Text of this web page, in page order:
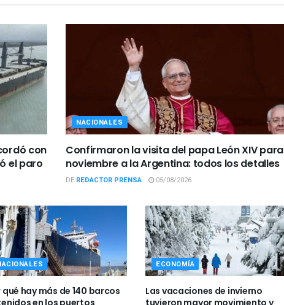
con
el paro
NACIONALES
Confirmaron la visita del papa León XIV para
noviembre a la Argentina: todos los detalles
DE REDACTOR PRENSA 05/08/2026
qué hay más de 140 barcos
en los puertos
ECONOMÍA
Las vacaciones de invierno
tuvieron mayor movimiento y